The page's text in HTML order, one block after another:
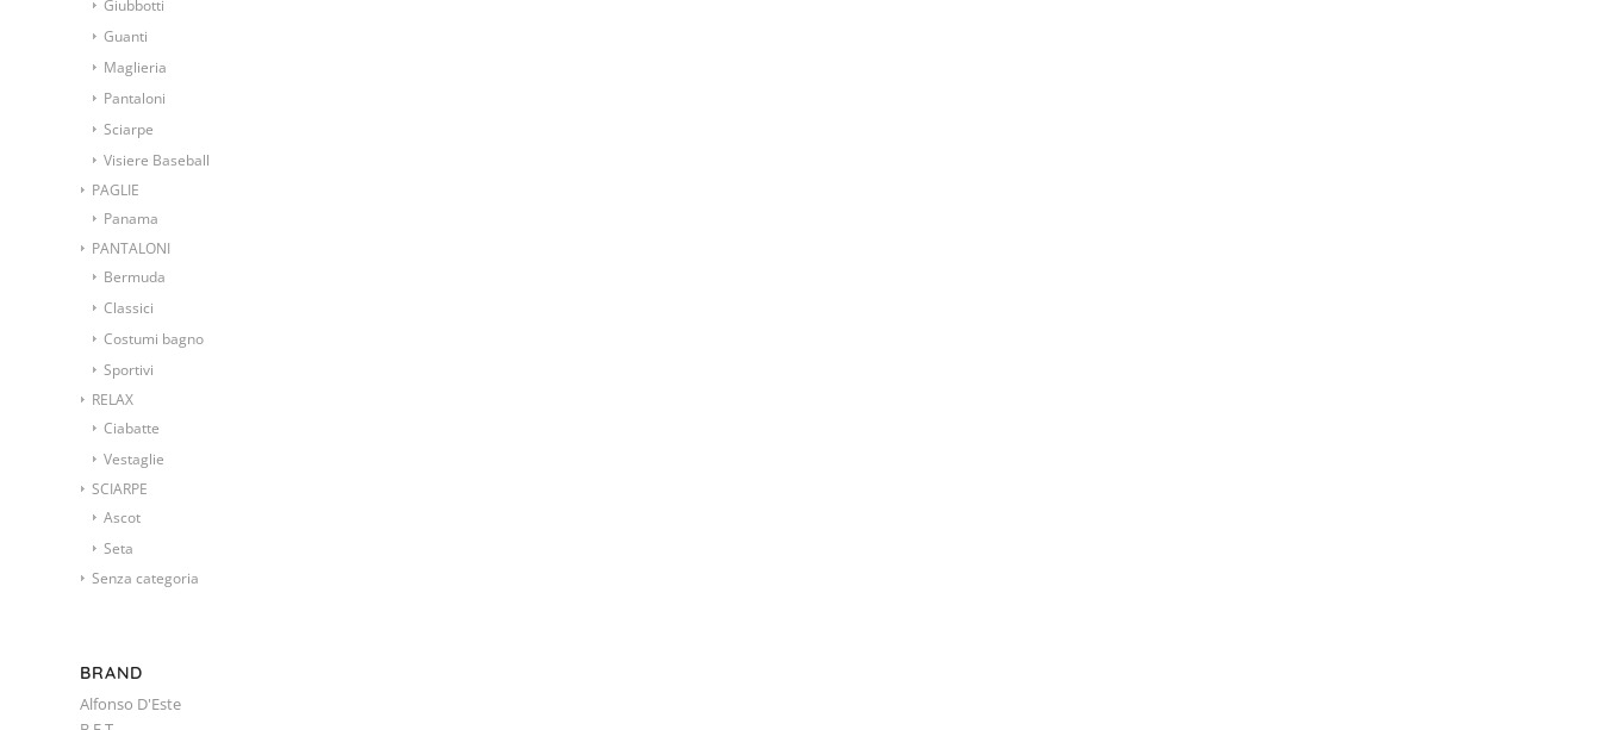
Giubbotti
Guanti
Maglieria
Pantaloni
Sciarpe
Visiere Baseball
PAGLIE
Panama
PANTALONI
Bermuda
Classici
Costumi bagno
Sportivi
RELAX
Ciabatte
Vestaglie
SCIARPE
Ascot
Seta
Senza categoria
BRAND
Alfonso D'Este